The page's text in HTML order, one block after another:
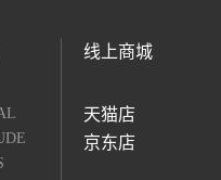
线上商城
天猫店
京东店